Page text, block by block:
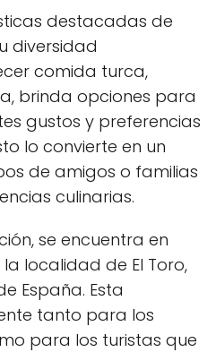
destacadas de
diversidad
comida turca,
brinda opciones para
gustos y preferencias
lo convierte en un
de amigos o familias
culinarias.
se encuentra en
localidad de El Toro,
España. Esta
tanto para los
para los turistas que